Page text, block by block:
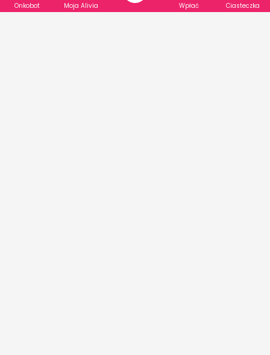
Onkobot Moja Alivia Wpłać Ciasteczka